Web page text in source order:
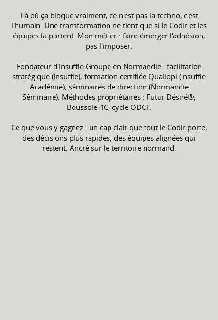
Là où ça bloque vraiment, ce n'est pas la techno, c'est
l'humain. Une transformation ne tient que si le Codir et les
équipes la portent. Mon métier : faire émerger l'adhésion,
pas l'imposer.
Fondateur d'Insuffle Groupe en Normandie : facilitation
stratégique (Insuffle), formation certifiée Qualiopi (Insuffle
Académie), séminaires de direction (Normandie
Séminaire). Méthodes propriétaires : Futur Désiré®,
Boussole 4C, cycle ODCT.
Ce que vous y gagnez : un cap clair que tout le Codir porte,
des décisions plus rapides, des équipes alignées qui
restent. Ancré sur le territoire normand.